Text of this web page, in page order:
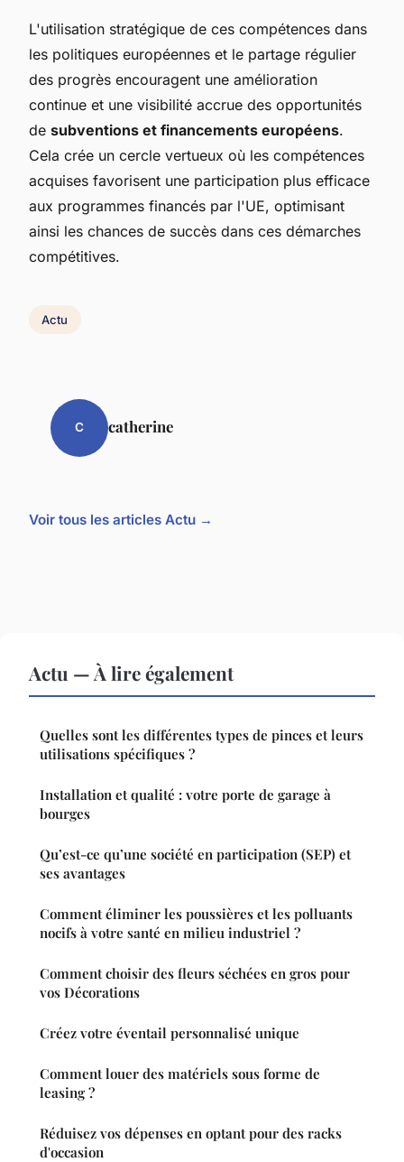
L'utilisation stratégique de ces compétences dans
les politiques européennes et le partage régulier
des progrès encouragent une amélioration
continue et une visibilité accrue des opportunités
de subventions et financements européens.
Cela crée un cercle vertueux où les compétences
acquises favorisent une participation plus efficace
aux programmes financés par l'UE, optimisant
ainsi les chances de succès dans ces démarches
compétitives.
Actu
C catherine
Voir tous les articles Actu →
Actu — À lire également
Quelles sont les différentes types de pinces et leurs
utilisations spécifiques ?
Installation et qualité : votre porte de garage à
bourges
Qu’est-ce qu’une société en participation (SEP) et
ses avantages
Comment éliminer les poussières et les polluants
nocifs à votre santé en milieu industriel ?
Comment choisir des fleurs séchées en gros pour
vos Décorations
Créez votre éventail personnalisé unique
Comment louer des matériels sous forme de
leasing ?
Réduisez vos dépenses en optant pour des racks
d'occasion